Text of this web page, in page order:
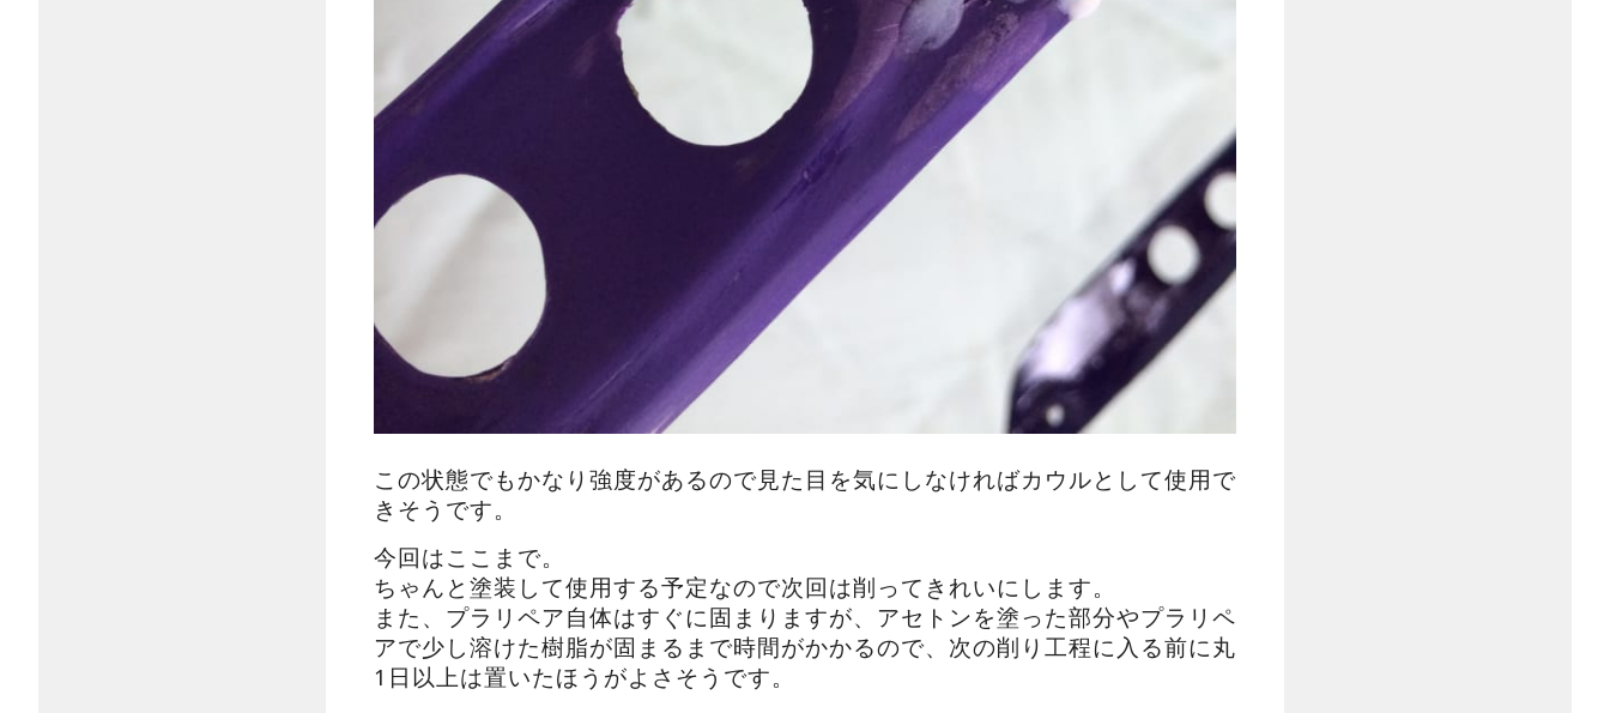
この状態でもかなり強度があるので見た目を気にしなければカウルとして使用で
きそうです。
今回はここまで。
ちゃんと塗装して使用する予定なので次回は削ってきれいにします。
また、プラリペア自体はすぐに固まりますが、アセトンを塗った部分やプラリペ
アで少し溶けた樹脂が固まるまで時間がかかるので、次の削り工程に入る前に丸
1日以上は置いたほうがよさそうです。